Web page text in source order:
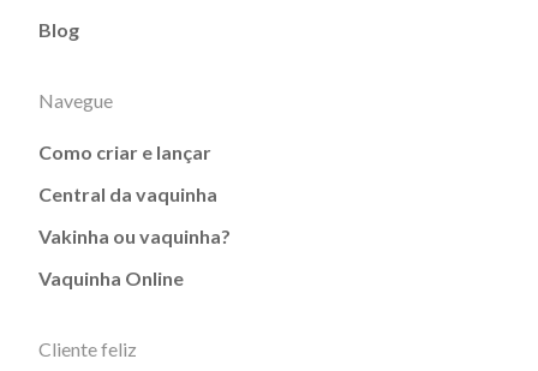
Blog
Navegue
Como criar e lançar
Central da vaquinha
Vakinha ou vaquinha?
Vaquinha Online
Cliente feliz